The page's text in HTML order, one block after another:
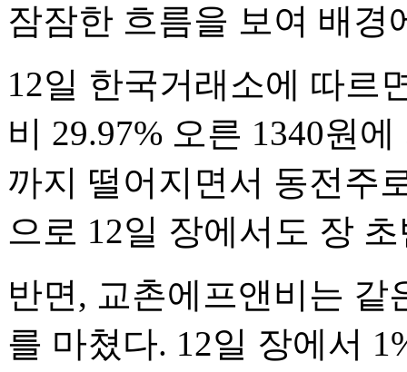
잠잠한 흐름을 보여 배경
12일 한국거래소에 따르
비 29.97% 오른 1340원
까지 떨어지면서 동전주
으로 12일 장에서도 장
반면, 교촌에프앤비는 같
를 마쳤다. 12일 장에서